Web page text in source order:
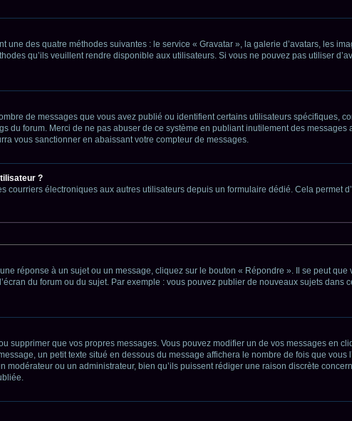
des quatre méthodes suivantes : le service « Gravatar », la galerie d’avatars, les
qu’ils veuillent rendre disponible aux utilisateurs. Si vous ne pouvez pas utiliser
de messages que vous avez publié ou identifient certains utilisateurs spécifiques,
forum. Merci de ne pas abuser de ce système en publiant inutilement des messages
vous sanctionner en abaissant votre compteur de messages.
?
électroniques aux autres utilisateurs depuis un formulaire dédié. Cela permet
réponse à un sujet ou un message, cliquez sur le bouton « Répondre ». Il se peut que
du forum ou du sujet. Par exemple : vous pouvez publier de nouveaux sujets dans
que vos propres messages. Vous pouvez modifier un de vos messages en
un petit texte situé en dessous du message affichera le nombre de fois que vous
modérateur ou un administrateur, bien qu’ils puissent rédiger une raison discrète